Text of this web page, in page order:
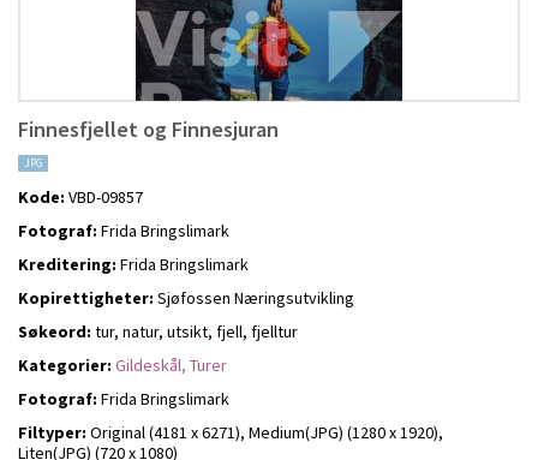
Finnesfjellet og Finnesjuran
JPG
Kode: VBD-09857
Fotograf: Frida Bringslimark
Kreditering: Frida Bringslimark
Kopirettigheter: Sjøfossen Næringsutvikling
Søkeord: tur, natur, utsikt, fjell, fjelltur
Kategorier: Gildeskål, Turer
Fotograf: Frida Bringslimark
Filtyper: Original (4181 x 6271), Medium(JPG) (1280 x 1920),
Liten(JPG) (720 x 1080)